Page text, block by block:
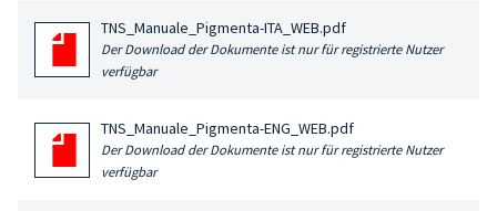
TNS_Manuale_Pigmenta-ITA_WEB.pdf
Der Download der Dokumente ist nur für registrierte Nutzer
verfügbar
TNS_Manuale_Pigmenta-ENG_WEB.pdf
Der Download der Dokumente ist nur für registrierte Nutzer
verfügbar